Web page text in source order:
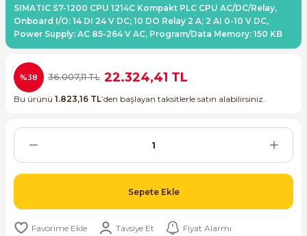
ve Transmitterleri ACS580
ACS880
Sinamics S120 Modüler Sürücü Sistemi
Sinamics V90 Servo Sürücü Sistemi
Cihazları
Prizler
SIMATIC Endüstriyel Panel PC'ler
SIMATIC ET200 Dağıtılmış Giriş-Çkış
SIMATIC ET200SP Open Controller
SIMATIC HMI Operatör Paneller
SIMATIC S7-1200 CPU 1214C Kompakt PLC CPU AC/DC/Relay,
Onboard I/O: 14 DI 24 V DC; 10 DO Relay 2 A; 2 AI 0-10 V DC,
Power Supply: AC 85-264 V AC, Program/Data Memory: 150 KB
%38 36.007,11 TL 22.324,41 TL
Bu ürünü 1.823,16 TL’den başlayan taksitlerle satın alabilirsiniz.
Sepete Ekle
Tavsiye Et Fiyat Alarmı